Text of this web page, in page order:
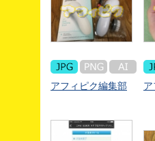
アフィピク編集部